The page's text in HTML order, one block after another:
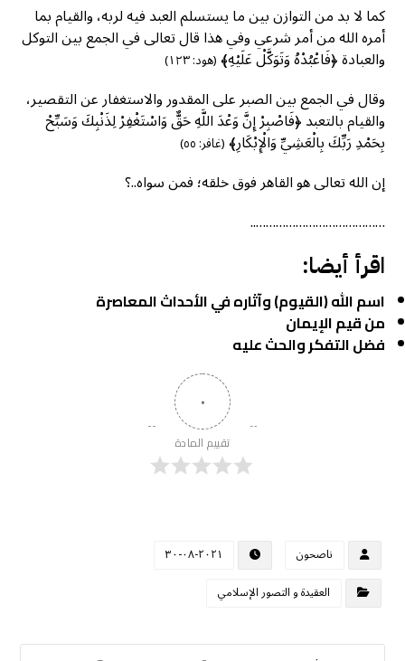
كما لا بد من التوازن بين ما يستسلم العبد فيه لربه، والقيام بما
أمره الله من أمر شرعي وفي هذا قال تعالى في الجمع بين التوكل
والعبادة ﴿فَاعْبُدْهُ وَتَوَكَّلْ عَلَيْهِ﴾(هود: ١٢٣)
وقال في الجمع بين الصبر على المقدور والاستغفار عن التقصير،
والقيام بالتعبد ﴿فَاصْبِرْ إِنَّ وَعْدَ اللَّهِ حَقٌّ وَاسْتَغْفِرْ لِذَنْبِكَ وَسَبِّحْ
بِحَمْدِ رَبِّكَ بِالْعَشِيِّ وَالْإِبْكَارِ﴾(غافر: ٥٥)
إن الله تعالى هو القاهر فوق خلقه؛ فمن سواه..؟
…………………………………..
اقرأ أيضا:
اسم الله (القيوم) وآثاره في الأحداث المعاصرة
من قيم الإيمان
فضل التفكر والحث عليه
٠
تقييم المادة
ناصحون
٢٠٢١-٠٨-٣٠
العقيدة و التصور الإسلامي